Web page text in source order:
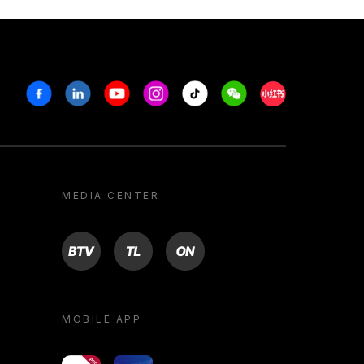
FacebookLinkedinYoutubeInstagram
Tiktok WeechatXiaohongshu/
MEDIA CENTER
BTV TL ON
MOBILE APP